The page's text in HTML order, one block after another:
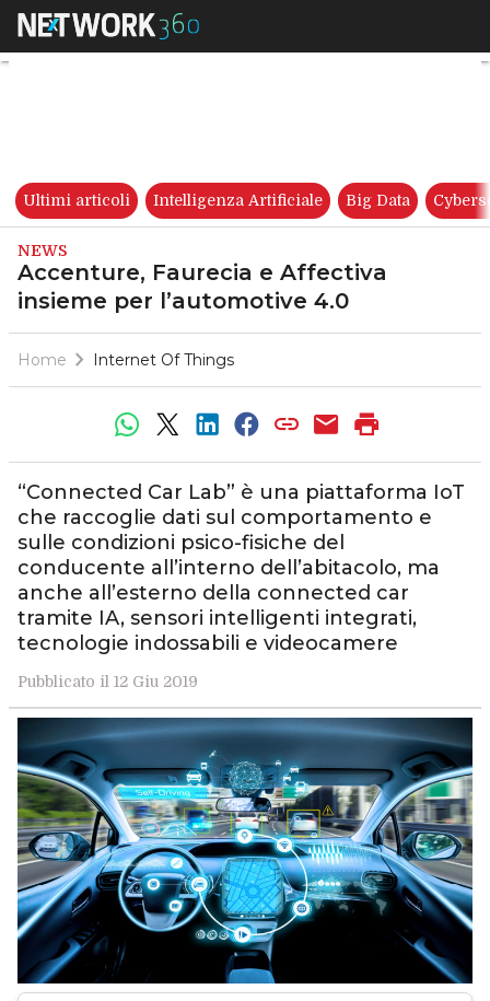
Accenture, Faurecia e
Ultimi articoli Intelligenza Artificiale Big Data
NEWS
Accenture, Faurecia e Affectiva
insieme per l’automotive 4.0
Home Internet Of Things
“Connected Car Lab” è una piattaforma IoT
che raccoglie dati sul comportamento e
sulle condizioni psico-fisiche del
conducente all’interno dell’abitacolo, ma
anche all’esterno della connected car
tramite IA, sensori intelligenti integrati,
tecnologie indossabili e videocamere
Pubblicato il 12 Giu 2019